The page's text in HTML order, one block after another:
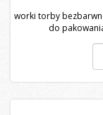
worki torby
do